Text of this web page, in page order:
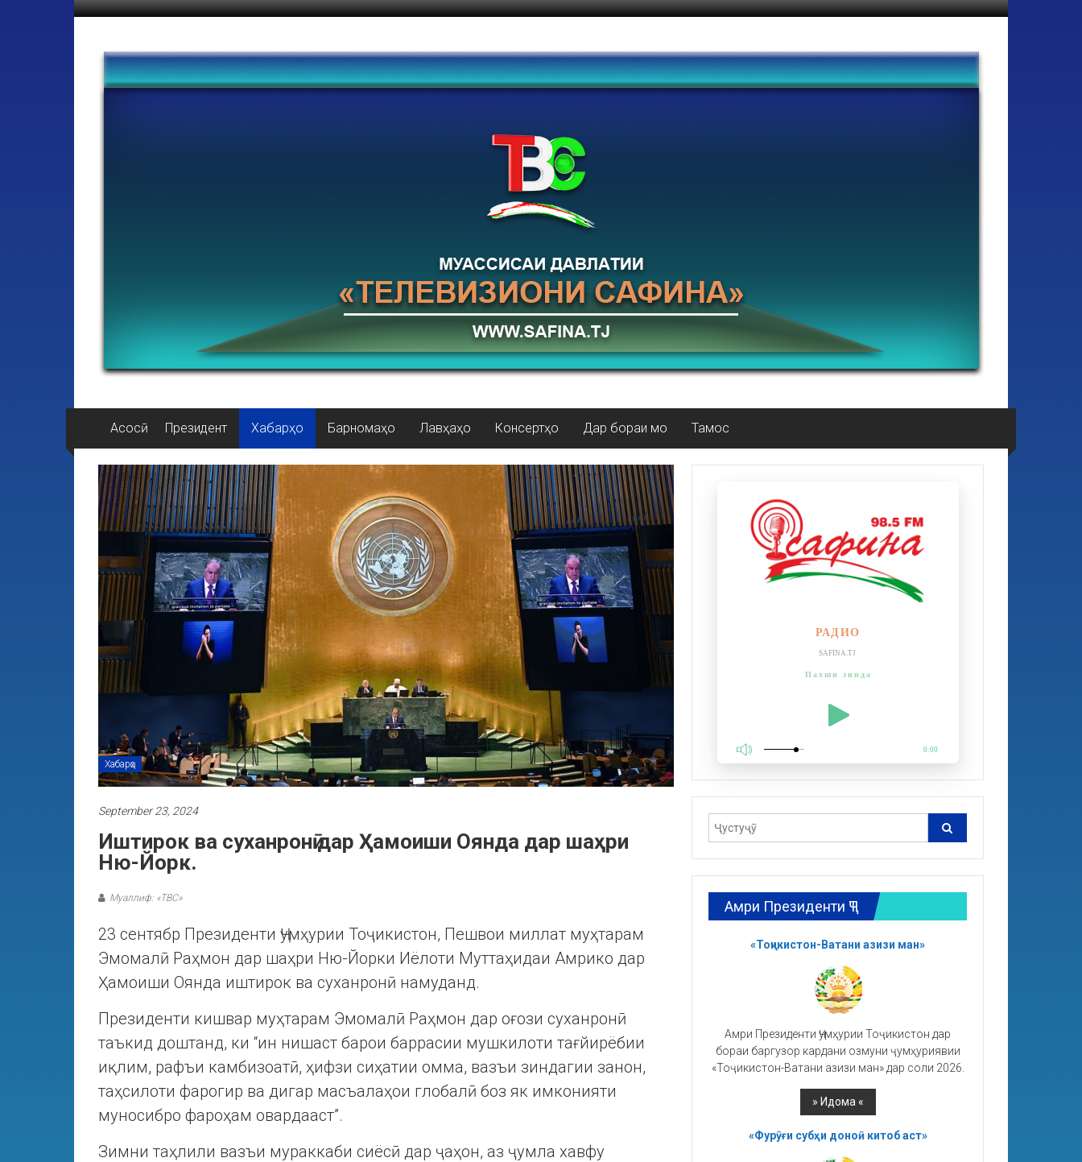
Асосӣ Президент Хабарҳо Барномаҳо Лавҳаҳо Консертҳо Дар бораи мо Тамос
Хабарҳо
September 23, 2024
Иштирок ва суханронӣ дар Ҳамоиши Оянда дар шаҳри
Ню-Йорк.
Муаллиф: «ТВС»
23 сентябр Президенти Ҷумҳурии Тоҷикистон, Пешвои миллат муҳтарам
Эмомалӣ Раҳмон дар шаҳри Ню-Йорки Иёлоти Муттаҳидаи Амрико дар
Ҳамоиши Оянда иштирок ва суханронӣ намуданд.
Президенти кишвар муҳтарам Эмомалӣ Раҳмон дар оғози суханронӣ
таъкид доштанд, ки “ин нишаст барои баррасии мушкилоти тағйирёбии
иқлим, рафъи камбизоатӣ, ҳифзи сиҳатии омма, вазъи зиндагии занон,
таҳсилоти фарогир ва дигар масъалаҳои глобалӣ боз як имконияти
муносибро фароҳам овардааст”.
Зимни таҳлили вазъи мураккаби сиёсӣ дар ҷаҳон, аз ҷумла хавфу
РАДИО
SAFINA.TJ
Пахши зинда
0:00
Амри Президенти ҶТ
«Тоҷикистон-Ватани азизи ман»
Амри Президенти Ҷумҳурии Тоҷикистон дар
бораи баргузор кардани озмуни ҷумҳуриявии
«Тоҷикистон-Ватани азизи ман» дар соли 2026.
«Фурӯғи субҳи доноӣ китоб аст»